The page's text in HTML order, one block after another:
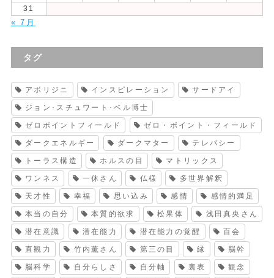
31
« 7月
タグ
アボリジニ インスピレーション サードアイ
ジョン･スチュワート･ベル博士
ゼロポイントフィールド ゼロ・ポイント・フィールド
ダークエネルギー ダークマター テレパシー
トーラス構造 ホルスの目 マトリックス
ワンネス 一休さん 仏様 多世界解釈
天才性 幸福 思い込み 感情 感情的満足
本当の自分 本質的欲求 松果体 浅田真央さん
潜在意識 潜在能力 潜在能力の覚醒 百会
直観力 竹内薫さん 第三の目 縁 脳幹
脳科学 自分らしさ 自分軸 裏表 観念